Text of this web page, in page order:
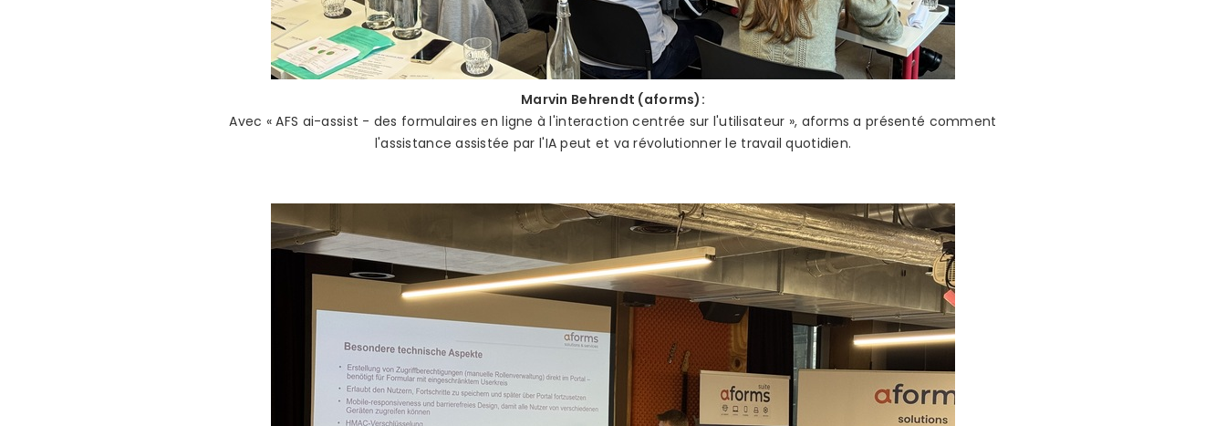
Marvin Behrendt (aforms):
Avec « AFS ai-assist - des formulaires en ligne à l'interaction centrée sur l'utilisateur », aforms a présenté comment
l'assistance assistée par l'IA peut et va révolutionner le travail quotidien.